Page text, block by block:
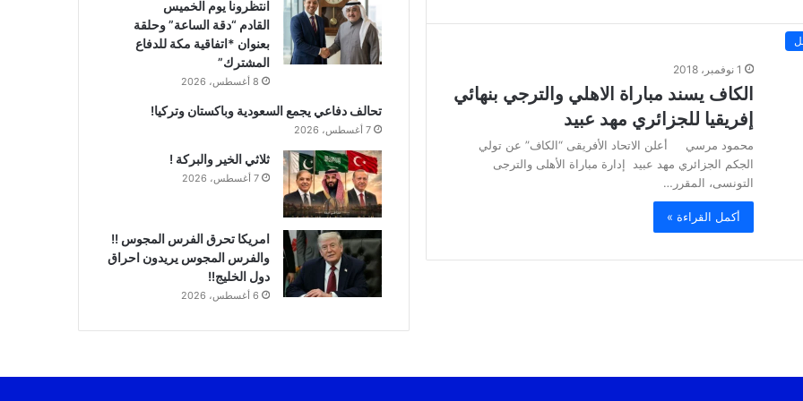
1 نوفمبر، 2018
الكاف يسند مباراة الاهلي والترجي بنهائي
إفريقيا للجزائري مهد عبيد
محمود مرسي أعلن الاتحاد الأفريقى “الكاف” عن تولي
الجكم الجزائري مهد عبيد إدارة مباراة الأهلى والترجى
التونسى، المقرر…
أكمل القراءة »
انتظرونا يوم الخميس
القادم “دقة الساعة” وحلقة
بعنوان *اتفاقية مكة للدفاع
المشترك”
8 أغسطس، 2026
تحالف دفاعي يجمع السعودية وباكستان وتركيا!
7 أغسطس، 2026
ثلاثي الخير والبركة !
7 أغسطس، 2026
امريكا تحرق الفرس المجوس !!
والفرس المجوس يريدون احراق
دول الخليج!!
6 أغسطس، 2026